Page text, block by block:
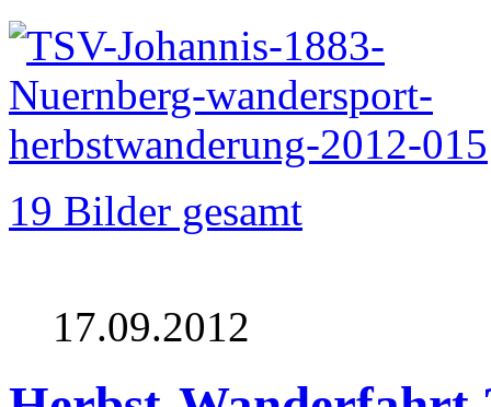
19 Bilder gesamt
17.09.2012